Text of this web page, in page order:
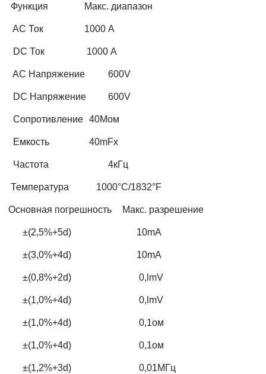
Функция Макс. диапазон
AC Ток 1000 A
DC Ток 1000 A
AC Напряжение 600V
DC Напряжение 600V
Сопротивление 40Мoм
Емкость 40mFx
Частота 4кГц
Температура 1000°C/1832°F
Основная погрешность Макс. разрешение
±(2,5%+5d) 10mA
±(3,0%+4d) 10mA
±(0,8%+2d) 0,lmV
±(1,0%+4d) 0,lmV
±(1,0%+4d) 0,1oм
±(1,0%+4d) 0,1oм
±(1,2%+3d) 0,01MГц